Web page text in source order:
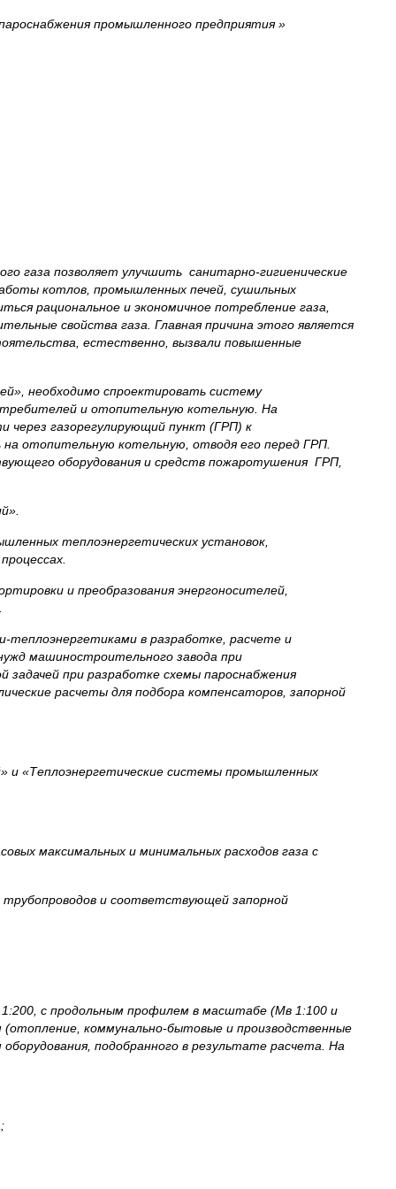
промышленного предприятия »
газа позволяет улучшить санитарно-гигиенические
котлов, промышленных печей, сушильных
рациональное и экономичное потребление газа,
свойства газа. Главная причина этого является
естественно, вызвали повышенные
необходимо спроектировать систему
и отопительную котельную. На
через газорегулирующий пункт (ГРП) к
отопительную котельную, отводя его перед ГРП.
оборудования и средств пожаротушения ГРП,
теплоэнергетических установок,
и преобразования энергоносителей,
в разработке, расчете и
машиностроительного завода при
задачей при разработке схемы пароснабжения
расчеты для подбора компенсаторов, запорной
и «Теплоэнергетические системы промышленных
максимальных и минимальных расходов газа с
трубопроводов и соответствующей запорной
с продольным профилем в масштабе (Мв 1:100 и
коммунально-бытовые и производственные
подобранного в результате расчета. На